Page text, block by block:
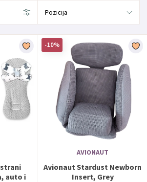
auto i
-10%
AVIONAUT
Avionaut Stardust Newborn
Insert, Grey